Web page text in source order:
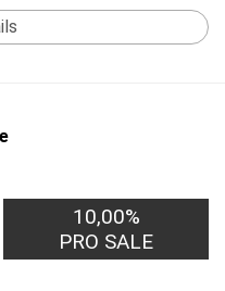
10,00%
PRO SALE